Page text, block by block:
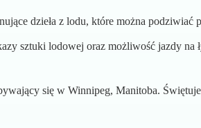
dzieła z lodu, które można podziwiać
sztuki lodowej oraz możliwość jazdy na
się w Winnipeg, Manitoba.